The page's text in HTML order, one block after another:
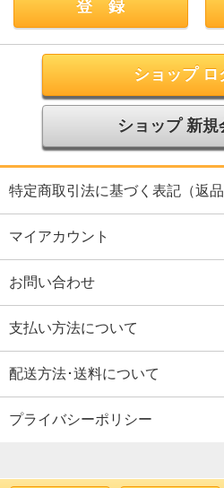
ショップ ロ
ショップ 新規
特定商取引法に基づく表記（返品
マイアカウント
お問い合わせ
支払い方法について
配送方法･送料について
プライバシーポリシー